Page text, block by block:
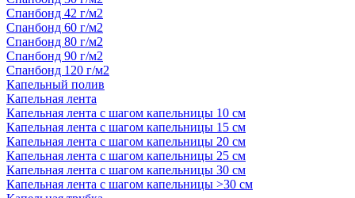
Спанбонд 42 г/м2
Спанбонд 60 г/м2
Спанбонд 80 г/м2
Спанбонд 90 г/м2
Спанбонд 120 г/м2
Капельный полив
Капельная лента
Капельная лента с шагом капельницы 10 см
Капельная лента с шагом капельницы 15 см
Капельная лента с шагом капельницы 20 см
Капельная лента с шагом капельницы 25 см
Капельная лента с шагом капельницы 30 см
Капельная лента с шагом капельницы >30 см